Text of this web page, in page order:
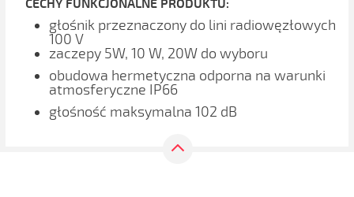
CECHY FUNKCJONALNE PRODUKTU:
głośnik przeznaczony do lini radiowęzłowych
100 V
zaczepy 5W, 10 W, 20W do wyboru
obudowa hermetyczna odporna na warunki
atmosferyczne IP66
głośność maksymalna 102 dB